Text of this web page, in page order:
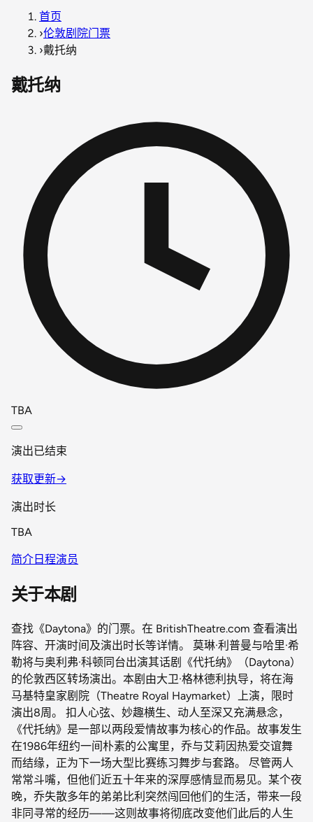
首页
›伦敦剧院门票
›戴托纳
戴托纳
TBA
演出已结束
获取更新→
演出时长
TBA
简介 日程演员
关于本剧
查找《Daytona》的门票。在 BritishTheatre.com 查看演出
阵容、开演时间及演出时长等详情。 莫琳·利普曼与哈里·希
勒将与奥利弗·科顿同台出演其话剧《代托纳》（Daytona）
的伦敦西区转场演出。本剧由大卫·格林德利执导，将在海
马基特皇家剧院（Theatre Royal Haymarket）上演，限时
演出8周。 扣人心弦、妙趣横生、动人至深又充满悬念，
《代托纳》是一部以两段爱情故事为核心的作品。故事发生
在1986年纽约一间朴素的公寓里，乔与艾莉因热爱交谊舞
而结缘，正为下一场大型比赛练习舞步与套路。 尽管两人
常常斗嘴，但他们近五十年来的深厚感情显而易见。某个夜
晚，乔失散多年的弟弟比利突然闯回他们的生活，带来一段
非同寻常的经历——这则故事将彻底改变他们此后的人生